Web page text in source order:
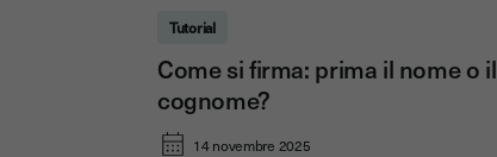
Tutorial
Come si firma: prima il nome o il
cognome?
14 novembre 2025